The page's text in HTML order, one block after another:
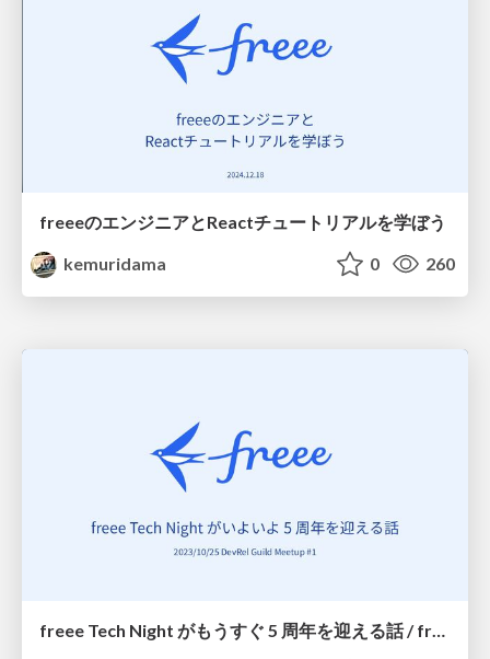
freeeのエンジニアとReactチュートリアルを学ぼう
kemuridama
0 260